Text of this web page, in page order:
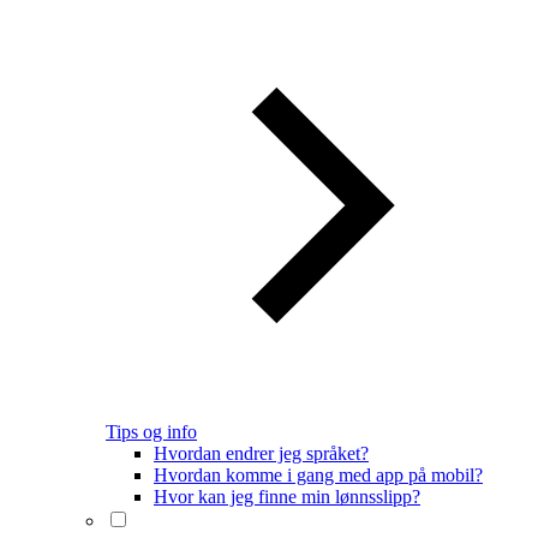
Tips og info
Hvordan endrer jeg språket?
Hvordan komme i gang med app på mobil?
Hvor kan jeg finne min lønnsslipp?